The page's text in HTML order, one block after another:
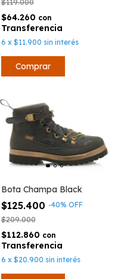
$119.000
$64.260 con
6 x $11.900 sin interés
Bota Champa Black
$125.400 -40% OFF
$209.000
$112.860 con
6 x $20.900 sin interés